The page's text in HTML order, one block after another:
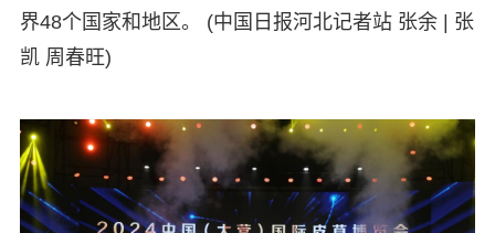
界48个国家和地区。 (中国日报河北记者站 张余 | 张
凯 周春旺)